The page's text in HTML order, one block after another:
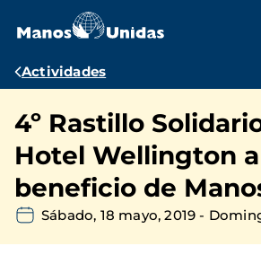
contenido
Ruta
navegación
Actividades
4º Rastillo
Hotel Wellington a
beneficio de
Sábado, 18 mayo, 2019 -